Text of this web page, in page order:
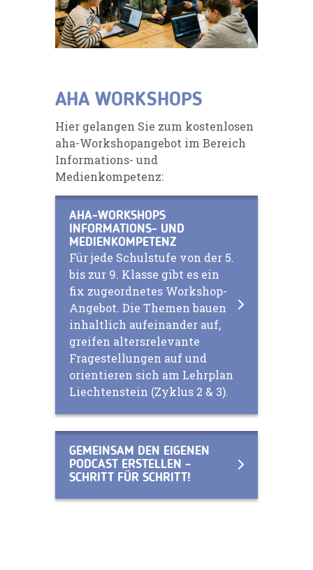
AHA WORKSHOPS
Hier gelangen Sie zum kostenlosen
aha-Workshopangebot im Bereich
Informations- und
Medienkompetenz:
AHA-WORKSHOPS
INFORMATIONS- UND
MEDIENKOMPETENZ
Für jede Schulstufe von der 5.
bis zur 9. Klasse gibt es ein
fix zugeordnetes Workshop-
Angebot. Die Themen bauen
inhaltlich aufeinander auf,
greifen altersrelevante
Fragestellungen auf und
orientieren sich am Lehrplan
Liechtenstein (Zyklus 2 & 3).
GEMEINSAM DEN EIGENEN
PODCAST ERSTELLEN –
SCHRITT FÜR SCHRITT!